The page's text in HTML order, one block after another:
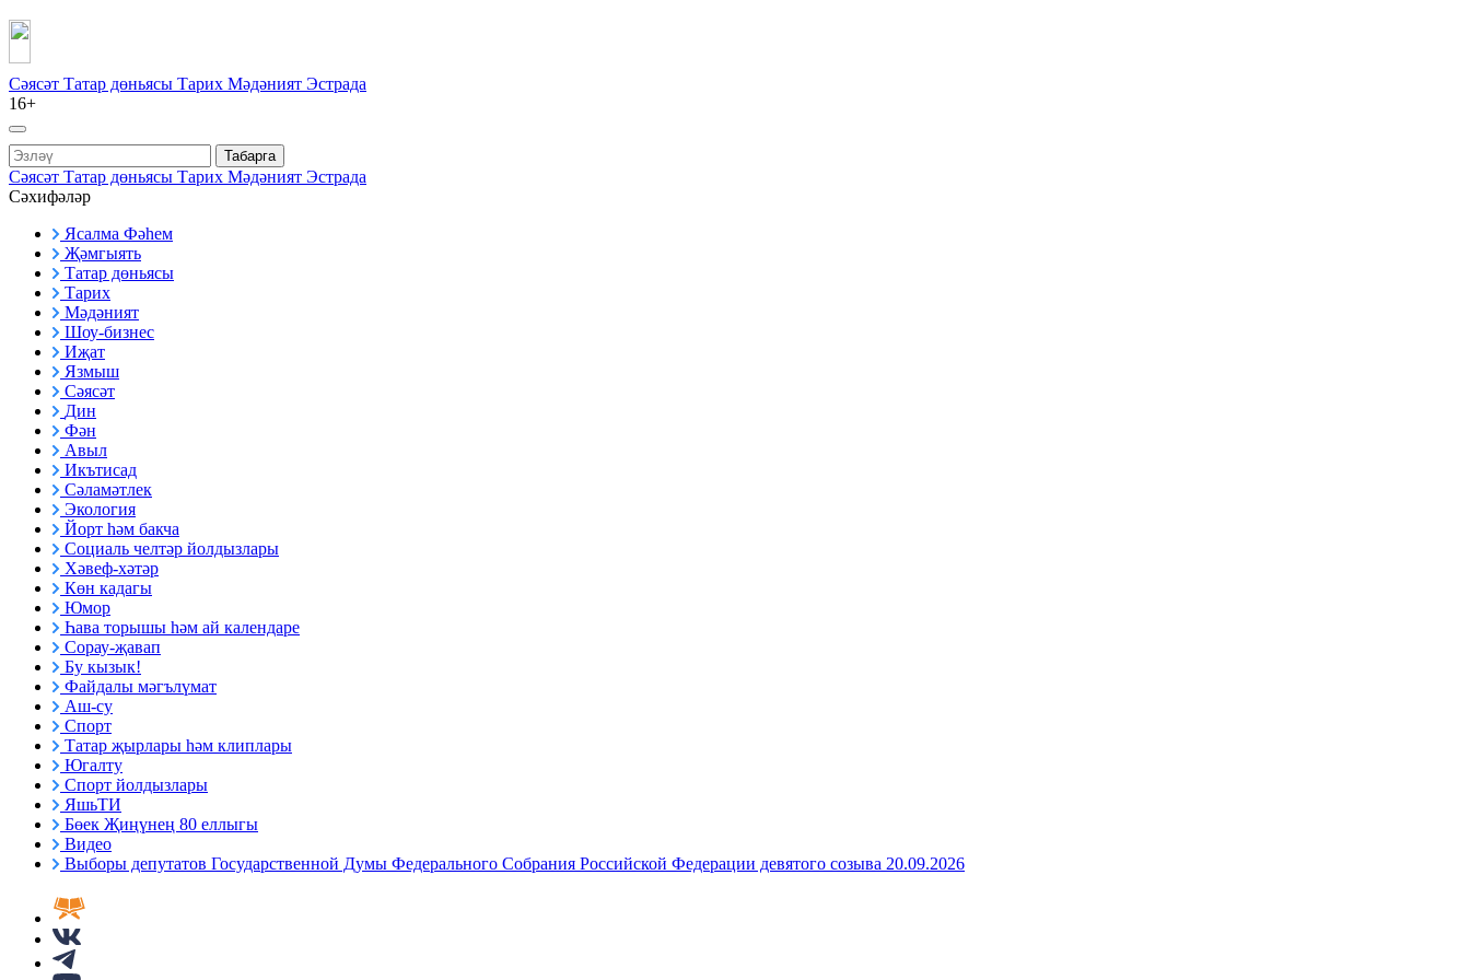
Сәясәт Татар дөньясы Тарих Мәдәният Эстрада
16+
Табарга
Сәясәт Татар дөньясы Тарих Мәдәният Эстрада
Сәхифәләр
Ясалма Фәһем
Җәмгыять
Татар дөньясы
Тарих
Мәдәният
Шоу-бизнес
Иҗат
Язмыш
Сәясәт
Дин
Фән
Авыл
Икътисад
Сәламәтлек
Экология
Йорт һәм бакча
Социаль челтәр йолдызлары
Хәвеф-хәтәр
Көн кадагы
Юмор
Һава торышы һәм ай календаре
Сорау-җавап
Бу кызык!
Файдалы мәгълүмат
Аш-су
Спорт
Татар җырлары һәм клиплары
Югалту
Спорт йолдызлары
ЯшьТИ
Бөек Җиңүнең 80 еллыгы
Видео
Выборы депутатов Государственной Думы Федерального Собрания Российской Федерации девятого созыва 20.09.2026